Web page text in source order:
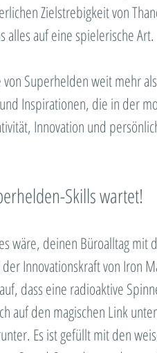
Zielstrebigkeit von
auf eine spielerische Art.
Superhelden weit mehr
Inspirationen, die in der
Innovation und
Skills wartet!
wäre, deinen Büroalltag mit
Innovationskraft von Iron
dass eine radioaktive
auf den magischen Link
Es ist gefüllt mit den